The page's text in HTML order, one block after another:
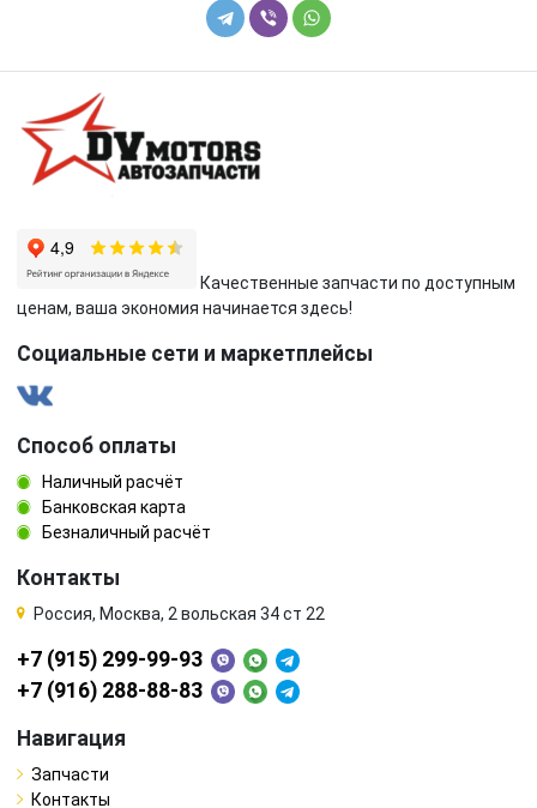
Качественные запчасти по доступным
ценам, ваша экономия начинается здесь!
Социальные сети и маркетплейсы
Способ оплаты
Наличный расчёт
Банковская карта
Безналичный расчёт
Контакты
Россия, Москва, 2 вольская 34 ст 22
+7 (915) 299-99-93
+7 (916) 288-88-83
Навигация
Запчасти
Контакты